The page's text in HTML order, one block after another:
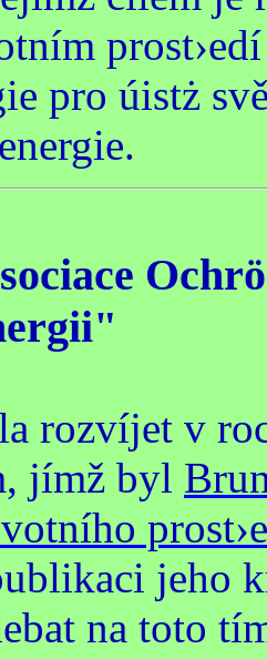
pro úistż
rozvíjet v
jímž byl
jeho
na toto